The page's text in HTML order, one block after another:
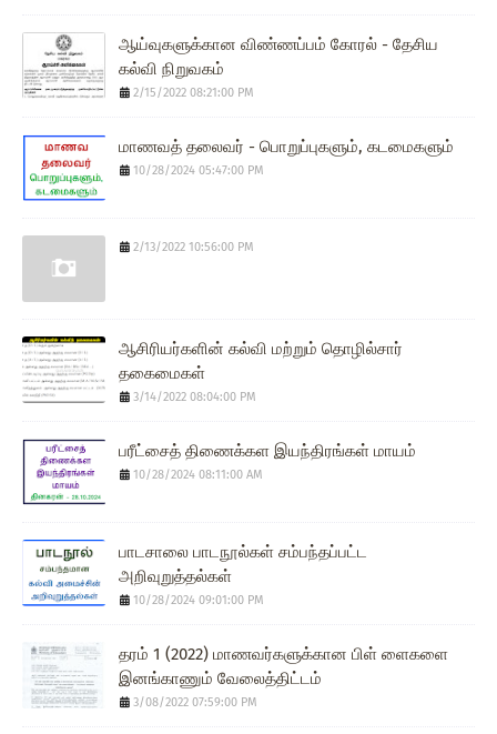
ஆய்வுகளுக்கான விண்ணப்பம் கோரல் - தேசிய
கல்வி நிறுவகம்
2/15/2022 08:21:00 PM
மாணவத் தலைவர் - பொறுப்புகளும், கடமைகளும்
10/28/2024 05:47:00 PM
2/13/2022 10:56:00 PM
ஆசிரியர்களின் கல்வி மற்றும் தொழில்சார்
தகைமைகள்
3/14/2022 08:04:00 PM
பரீட்சைத் திணைக்கள இயந்திரங்கள் மாயம்
10/28/2024 08:11:00 AM
பாடசாலை பாடநூல்கள் சம்பந்தப்பட்ட
அறிவுறுத்தல்கள்
10/28/2024 09:01:00 PM
தரம் 1 (2022) மாணவர்களுக்கான பிள் ளைகளை
இனங்காணும் வேலைத்திட்டம்
3/08/2022 07:59:00 PM